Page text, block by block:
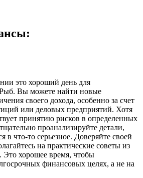
это хороший день для
Рыб. Вы можете найти новые
своего дохода, особенно за счет
или деловых предприятий. Хотя
принятию рисков в определенных
проанализируйте детали,
в что-то серьезное. Доверяйте своей
на практические советы из
хорошее время, чтобы
финансовых целях, а не на